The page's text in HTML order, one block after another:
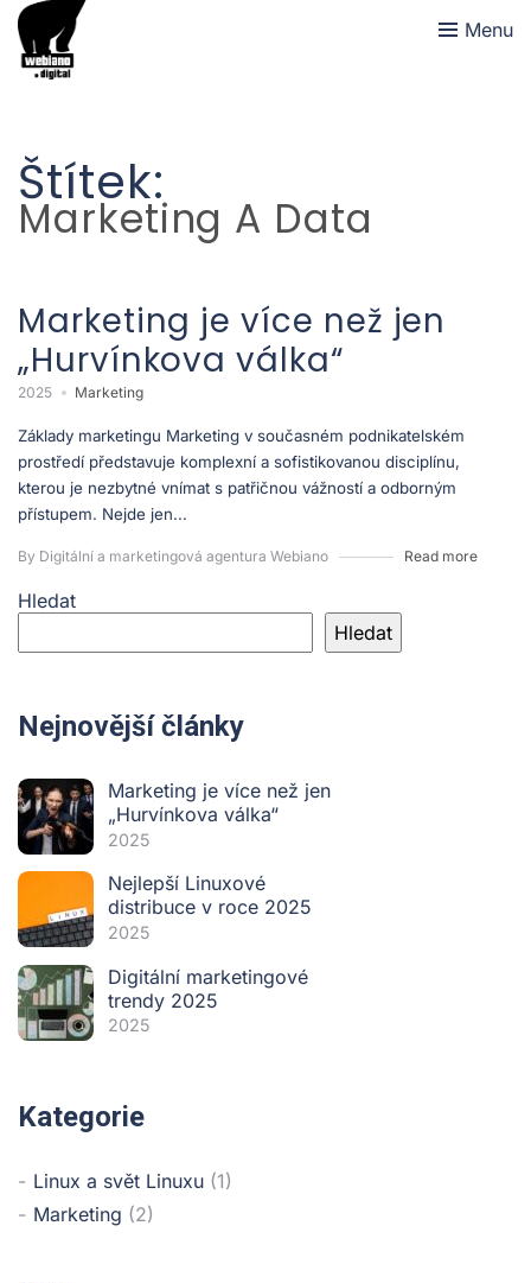
Menu
Štítek:
Marketing A Data
Marketing je více než jen
„Hurvínkova válka“
2025 Marketing
Základy marketingu Marketing v současném podnikatelském
prostředí představuje komplexní a sofistikovanou disciplínu,
kterou je nezbytné vnímat s patřičnou vážností a odborným
přístupem. Nejde jen...
By Digitální a marketingová agentura Webiano Read more
Hledat
Hledat
Nejnovější články
Marketing je více než jen
„Hurvínkova válka“
2025
Nejlepší Linuxové
distribuce v roce 2025
2025
Digitální marketingové
trendy 2025
2025
Kategorie
Linux a svět Linuxu (1)
Marketing (2)